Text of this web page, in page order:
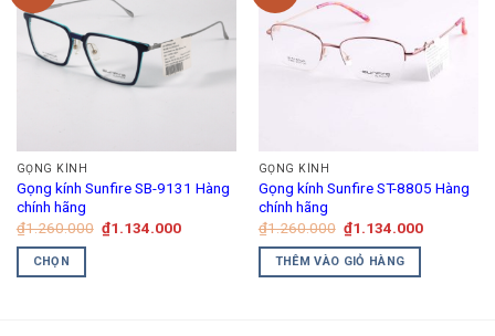
GỌNG KÍNH
Gọng kính Sunfire SB-9131 Hàng
chính hãng
₫1.260.000 Giá
gốc
₫1.134.000Giá
₫1.134.000.
CHỌN
GỌNG KÍNH
Gọng kính Sunfire ST-8805 Hàng
chính hãng
₫1.260.000 Giá
gốc
là:
₫1.260.000.
₫1.134.000Giá
THÊM VÀO GIỎ HÀNG